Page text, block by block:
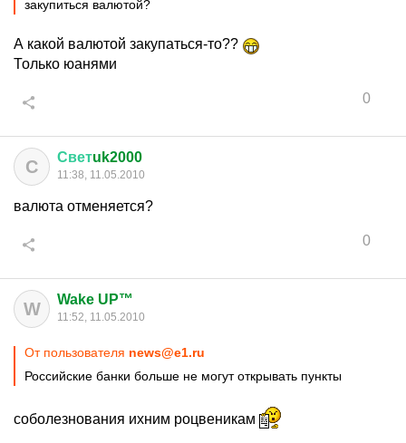
закупиться валютой?
А какой валютой закупаться-то??
Только юанями
0
С Светuk2000
11:38, 11.05.2010
валюта отменяется?
0
W Wake UP™
11:52, 11.05.2010
От пользователя news@e1.ru
Российские банки больше не могут открывать пункты
соболезнования ихним роцвеникам